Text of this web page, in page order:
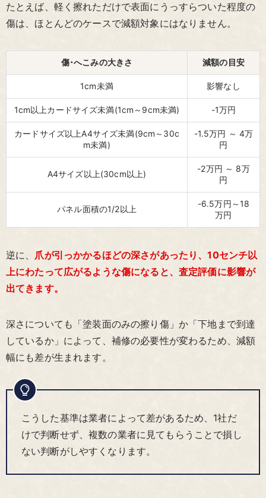
たとえば、軽く擦れただけで表面にうっすらついた程度の
傷は、ほとんどのケースで減額対象にはなりません。
傷･へこみの大きさ 減額の目安
1cm未満 影響なし
1cm以上カードサイズ未満(1cm～9cm未満) -1万円
カードサイズ以上A4サイズ未満(9cm～30c
m未満)
-1.5万円 ～ 4万
円
A4サイズ以上(30cm以上)
-2万円 ～ 8万
円
パネル面積の1/2以上
-6.5万円～18
万円
逆に、 爪が引っかかるほどの深さがあったり、10センチ以
上にわたって広がるような傷になると、査定評価に影響が
出てきます。
深さについても「塗装面のみの擦り傷」か「下地まで到達
しているか」によって、補修の必要性が変わるため、減額
幅にも差が生まれます。
こうした基準は業者によって差があるため、1社だ
けで判断せず、複数の業者に見てもらうことで損し
ない判断がしやすくなります。